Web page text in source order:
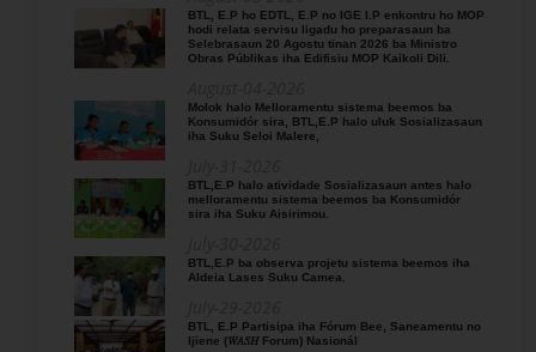
BTL, E.P ho EDTL, E.P no IGE I.P enkontru ho MOP
hodi relata servisu ligadu ho preparasaun ba
Selebrasaun 20 Agostu tinan 2026 ba Ministro
Obras Públikas iha Edifisiu MOP Kaikoli Dili.
Molok halo Melloramentu sistema beemos ba
Konsumidór sira, BTL,E.P halo uluk Sosializasaun
iha Suku Seloi Malere,
BTL,E.P halo atividade Sosializasaun antes halo
melloramentu sistema beemos ba Konsumidór
sira iha Suku Aisirimou.
BTL,E.P ba observa projetu sistema beemos iha
Aldeia Lases Suku Camea.
BTL, E.P Partisipa iha Fórum Bee, Saneamentu no
Ijiene (𝑊𝐴𝑆𝐻 Forum) Nasionál